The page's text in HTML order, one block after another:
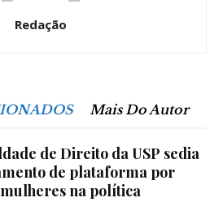
Redação
Mais Do Autor
de Direito da USP sedia
de plataforma por
na política